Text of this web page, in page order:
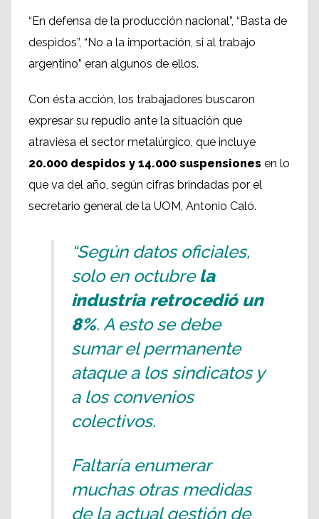
“En defensa de la producción nacional”, “Basta de
despidos”, “No a la importación, si al trabajo
argentino” eran algunos de ellos.
Con ésta acción, los trabajadores buscaron
expresar su repudio ante la situación que
atraviesa el sector metalúrgico, que incluye
20.000 despidos y 14.000 suspensiones en lo
que va del año, según cifras brindadas por el
secretario general de la UOM, Antonio Caló.
“Según datos oficiales,
solo en octubrela
industria retrocedió un
8%. A esto se debe
sumar el permanente
ataque a los sindicatos y
a los convenios
colectivos.
Faltaría enumerar
muchas otras medidas
de la actual gestión de